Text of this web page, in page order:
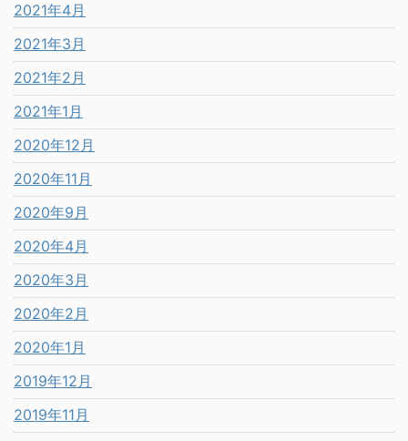
2021年4月
2021年3月
2021年2月
2021年1月
2020年12月
2020年11月
2020年9月
2020年4月
2020年3月
2020年2月
2020年1月
2019年12月
2019年11月